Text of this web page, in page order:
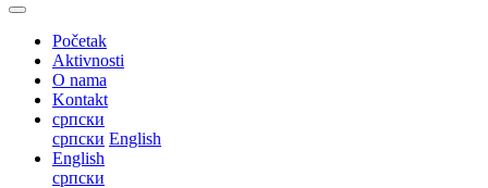
Početak
Aktivnosti
O nama
Kontakt
српски
српски English
English
српски